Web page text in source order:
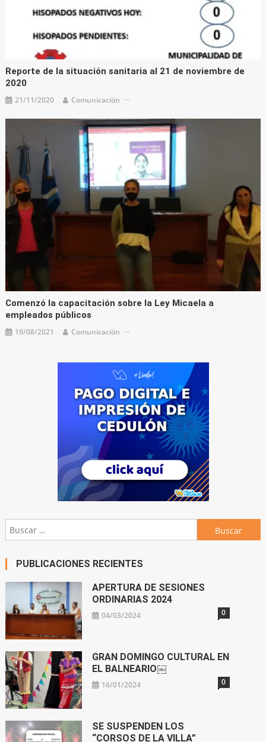
Reporte de la situación sanitaria al 21 de noviembre de
2020
21/11/2020 Comunicación
Comenzó la capacitación sobre la Ley Micaela a
empleados públicos
19/08/2021 Comunicación
Buscar:
PUBLICACIONES RECIENTES
APERTURA DE SESIONES
ORDINARIAS 2024
04/03/2024 0
GRAN DOMINGO CULTURAL EN
EL BALNEARIO￼
16/01/2024 0
SE SUSPENDEN LOS
“CORSOS DE LA VILLA”